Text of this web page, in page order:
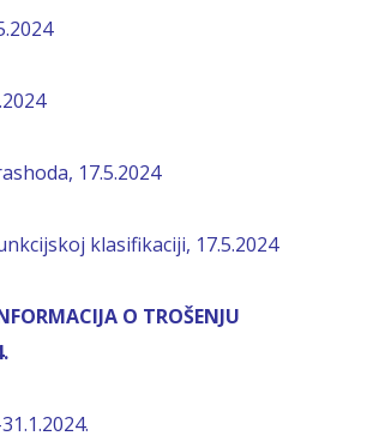
17.5.2024
klasifikaciji, 17.5.2024
O TROŠENJU